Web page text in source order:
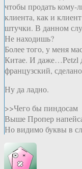
чтобы продать кому-
клиента, как и
штучки. В данном
Не находишь?
Более того, у меня
Китае. И даже…Petzl
французский,
Ну да ладно.
>>Чего бы пиндосам
Выше Пропер
Но видимо буквы в